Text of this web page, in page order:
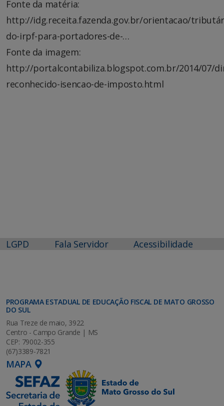
Fonte da matéria:
http://idg.receita.fazenda.gov.br/orientacao/
do-irpf-para-portadores-de-…
Fonte da imagem:
http://portalcontabiliza.blogspot.com.br/2014/07/
reconhecido-isencao-de-imposto.html
LGPD Fala Servidor Acessibilidade
PROGRAMA ESTADUAL DE EDUCAÇÃO FISCAL DE MATO GROSSO
DO SUL
Rua Treze de maio, 3922
Centro - Campo Grande | MS
CEP: 79002-355
(67)3389-7821
MAPA